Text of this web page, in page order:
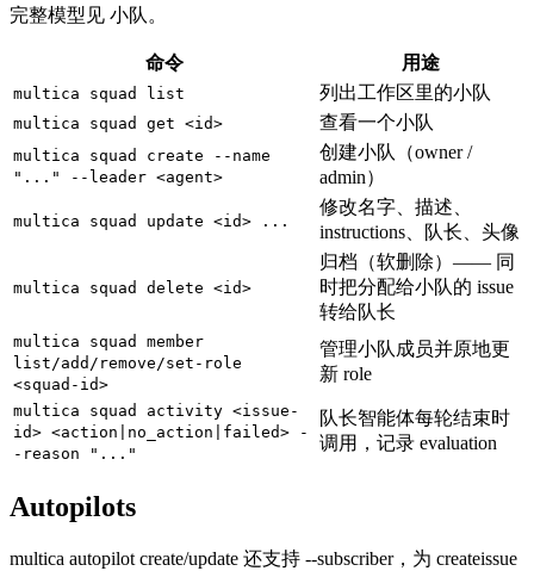
完整模型见 小队。
命令 用途
multica squad list 列出工作区里的小队
multica squad get <id> 查看一个小队
multica squad create --name
"..." --leader <agent>
创建小队（owner /
admin）
multica squad update <id> ...
修改名字、描述、
instructions、队长、头像
multica squad delete <id>
归档（软删除）—— 同
时把分配给小队的 issue
转给队长
multica squad member
list/add/remove/set-role
<squad-id>
管理小队成员并原地更
新 role
multica squad activity <issue-
id> <action|no_action|failed> -
-reason "..."
队长智能体每轮结束时
调用，记录 evaluation
Autopilots
multica autopilot create/update 还支持 --subscriber，为 createissue